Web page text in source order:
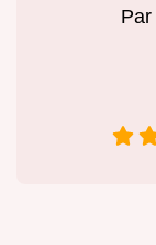
Par